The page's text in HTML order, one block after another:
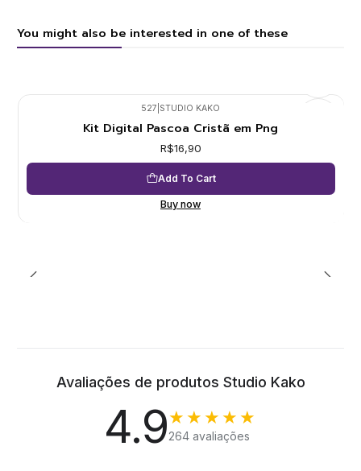
You might also be interested in one of these
527 STUDIO KAKO
Kit Digital Pascoa Cristã em Png
R$16,90
Add To Cart
Buy now
Avaliações de produtos Studio Kako
4.9★★★★★
264 avaliações